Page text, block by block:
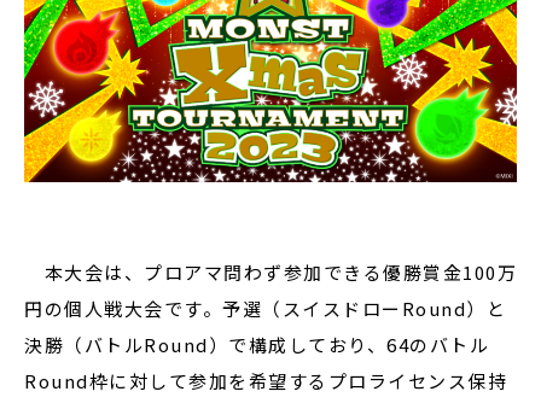
本大会は、プロアマ問わず参加できる優勝賞金100万
円の個人戦大会です。予選（スイスドローRound）と
決勝（バトルRound）で構成しており、64のバトル
Round枠に対して参加を希望するプロライセンス保持